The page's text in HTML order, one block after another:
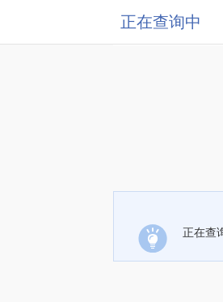
正在查询中
正在查